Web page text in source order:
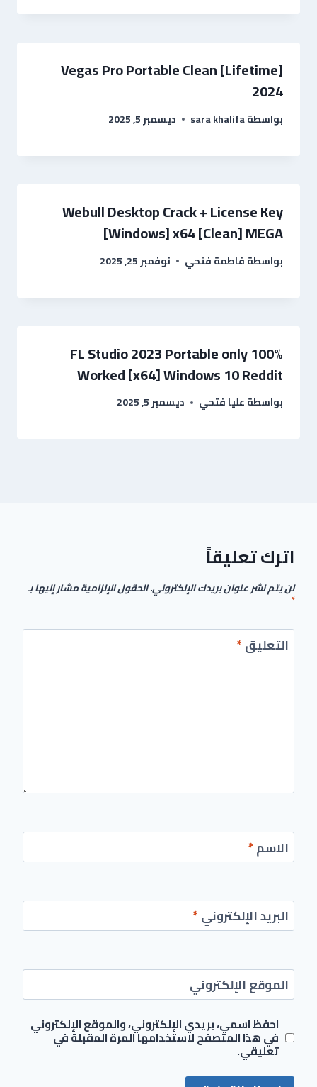
Vegas Pro Portable Clean [Lifetime]
2024
بواسطةsara khalifa ديسمبر 5, 2025
Webull Desktop Crack + License Key
[Windows] x64 [Clean] MEGA
بواسطةفاطمة فتحي نوفمبر 25, 2025
FL Studio 2023 Portable only 100%
Worked [x64] Windows 10 Reddit
بواسطةعليا فتحي ديسمبر 5, 2025
اترك تعليقاً
لن يتم نشر عنوان بريدك الإلكتروني.الحقول الإلزامية مشار إليها بـ
*
التعليق*
الاسم*
البريد الإلكتروني*
الموقع الإلكتروني
احفظ اسمي، بريدي الإلكتروني، والموقع الإلكتروني
في هذا المتصفح لاستخدامها المرة المقبلة في
تعليقي.